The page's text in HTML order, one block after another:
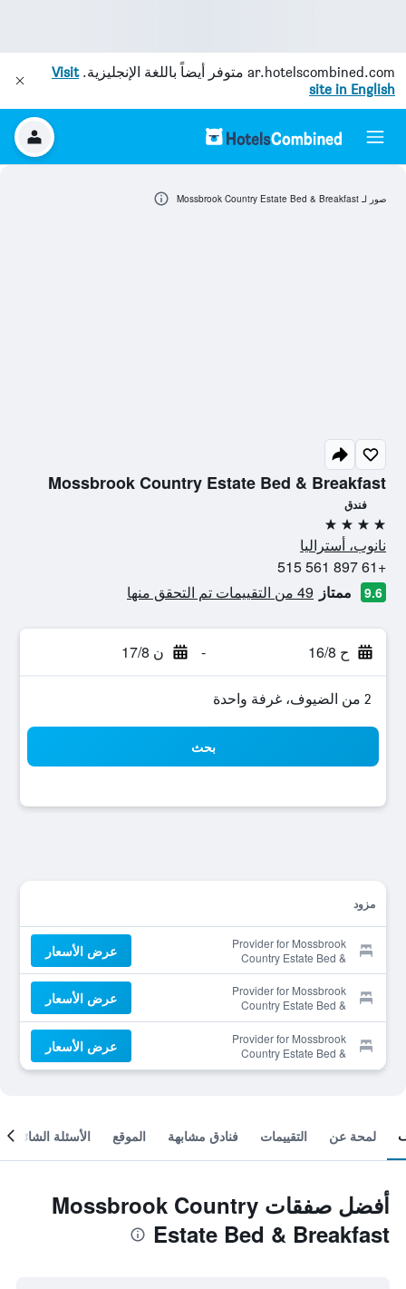
ar.hotelscombined.com متوفر أيضاً باللغة الإنجليزية.Visit
site in English
Mossbrook Country Estate Bed & Breakfast
فندق
4 نجوم
نانوب، أستراليا
+61 897 561 515
9.6 ممتاز 49 من التقييمات تم التحقق منها
ح 16/8 - ن 17/8
2 من الضيوف، غرفة واحدة
بحث
مزود
Provider for Mossbrook
Country Estate Bed &
Breakfast
عرض الأسعار
Provider for Mossbrook
Country Estate Bed &
Breakfast
عرض الأسعار
Provider for Mossbrook
Country Estate Bed &
Breakfast
عرض الأسعار
صور لـ Mossbrook Country Estate Bed & Breakfast
لمحة عن التقييمات فنادق مشابهة الموقع الأسئلة الشائعة
أفضل صفقات Mossbrook Country
Estate Bed & Breakfast